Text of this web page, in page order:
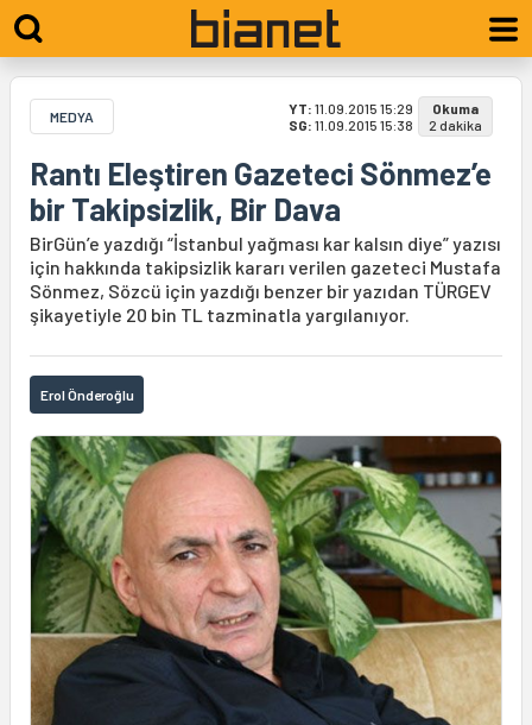
MEDYA YT: 11.09.2015 15:29
SG: 11.09.2015 15:38
Okuma
2 dakika
Rantı Eleştiren Gazeteci Sönmez’e
bir Takipsizlik, Bir Dava
BirGün’e yazdığı “İstanbul yağması kar kalsın diye” yazısı
için hakkında takipsizlik kararı verilen gazeteci Mustafa
Sönmez, Sözcü için yazdığı benzer bir yazıdan TÜRGEV
şikayetiyle 20 bin TL tazminatla yargılanıyor.
Erol Önderoğlu